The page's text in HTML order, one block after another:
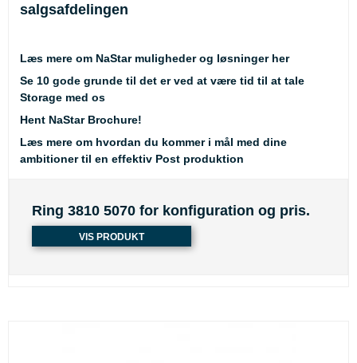
salgsafdelingen
Læs mere om NaStar muligheder og løsninger her
Se 10 gode grunde til det er ved at være tid til at tale
Storage med os
Hent NaStar Brochure!
Læs mere om hvordan du kommer i mål med dine
ambitioner til en effektiv Post produktion
Ring 3810 5070 for konfiguration og pris.
VIS PRODUKT